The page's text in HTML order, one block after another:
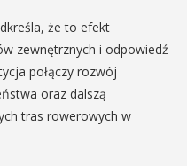
że to efekt
zewnętrznych i odpowiedź
połączy rozwój
oraz dalszą
tras rowerowych w